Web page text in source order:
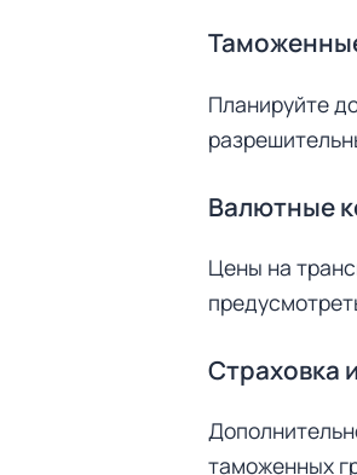
Планируйте
Валютные
Цены на
Страховка
таможенных